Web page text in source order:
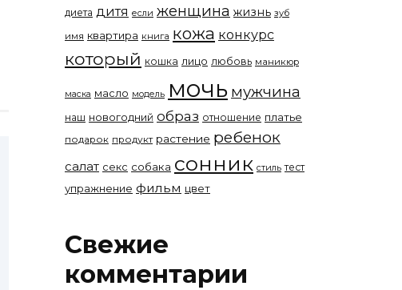
диета дитя если женщина жизнь зуб
имя квартира книга кожа конкурс
который кошка лицо любовь маникюр
маска масло модель мочь мужчина
наш новогодний образ отношение платье
подарок продукт растение ребенок
салат секс собака сонник стиль тест
упражнение фильм цвет
Свежие
комментарии